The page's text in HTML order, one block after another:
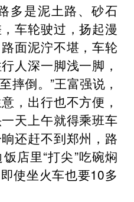
多是泥土路、砂石
车轮驶过，扬起漫
面泥泞不堪，车轮
人深一脚浅一脚，
摔倒。”王富强说，
，出行也不方便，
天上午就得乘班车
还赶不到郑州，路
店里“打尖”吃碗焖
使坐火车也要10多